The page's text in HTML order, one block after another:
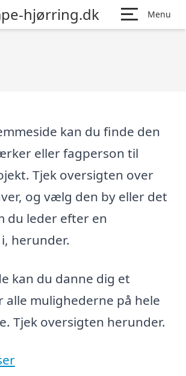
hjørring.dk Menu
kan du finde den
eller fagperson til
Tjek oversigten over
og vælg den by eller det
du leder efter en
herunder.
kan du danne dig et
alle mulighederne på hele
Tjek oversigten herunder.